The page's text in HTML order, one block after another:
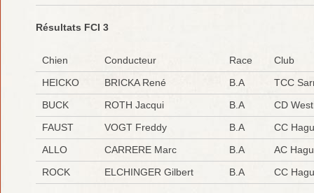
Résultats FCI 3
Chien Conducteur Race
Club
HEICKO
BRICKA René B.A
TCC
BUCK
ROTH Jacqui B.A
CD
FAUST
VOGT Freddy B.A
CC
ALLO
CARRERE Marc B.A
AC
ROCK
ELCHINGER Gilbert B.A CC